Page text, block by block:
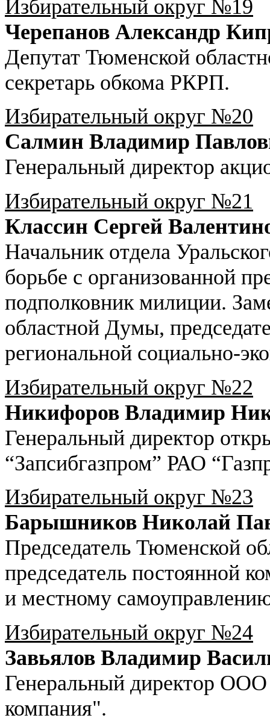
Избирательный округ №19
Черепанов Александр
Депутат Тюменской
секретарь обкома РКРП.
Избирательный округ №20
Салмин Владимир
Генеральный директор
Избирательный округ №21
Классин Сергей
Начальник отдела
борьбе с организованной
подполковник милиции.
областной Думы,
региональной социально-
Избирательный округ №22
Никифоров Владимир
Генеральный директор
“Запсибгазпром” РАО
Избирательный округ №23
Барышников Николай
Председатель Тюменской
председатель постоянной
и местному
Избирательный округ №24
Завьялов Владимир
Генеральный директор
компания".